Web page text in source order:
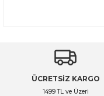
ÜCRETSİZ KARGO
1499 TL ve Üzeri